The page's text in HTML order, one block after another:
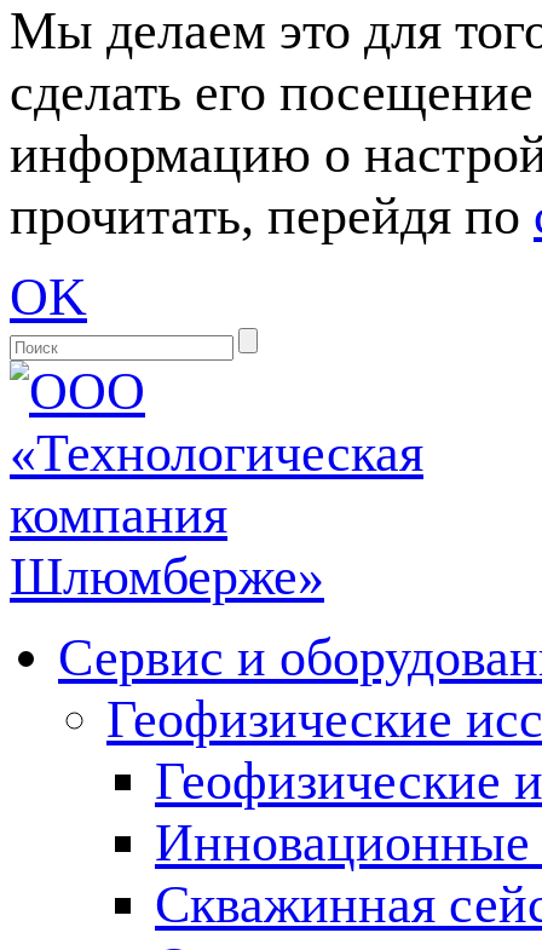
Мы делаем это для
сделать его
информацию о
прочитать, перейдя по
OK
Сервис и
Геофизические
Геофизические
Инновационные
Скважинная